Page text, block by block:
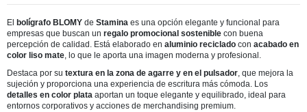
El bolígrafo BLOMY de Stamina es una opción elegante y funcional para
empresas que buscan un regalo promocional sostenible con buena
percepción de calidad. Está elaborado en aluminio reciclado con acabado en
color liso mate, lo que le aporta una imagen moderna y profesional.
Destaca por su textura en la zona de agarre y en el pulsador, que mejora la
sujeción y proporciona una experiencia de escritura más cómoda. Los
detalles en color plata aportan un toque elegante y equilibrado, ideal para
entornos corporativos y acciones de merchandising premium.